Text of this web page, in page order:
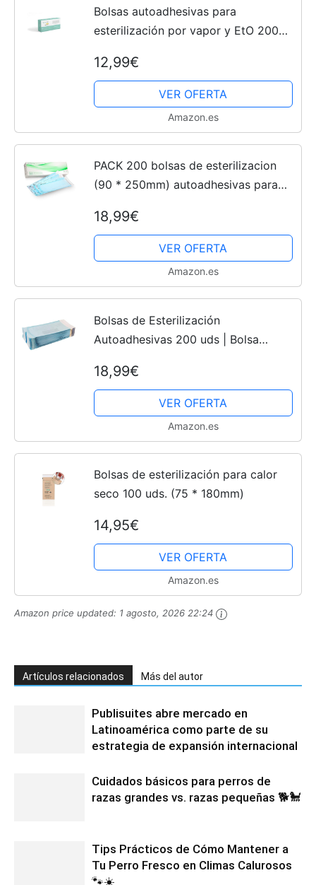
Bolsas autoadhesivas para
esterilización por vapor y EtO 200
12,99€
VER OFERTA
Amazon.es
PACK 200 bolsas de esterilizacion
(90 * 250mm) autoadhesivas para
bolsas para esterilizar instrumentos
dentales y de...
18,99€
VER OFERTA
Amazon.es
Bolsas de Esterilización
Autoadhesivas 200 uds | Bolsa
Herramientas Dentales, Tatuajes o
Manicura (90 * 260mm)
18,99€
VER OFERTA
Amazon.es
Bolsas de esterilización para calor
seco 100 uds. (75 * 180mm)
14,95€
VER OFERTA
Amazon.es
Amazon price updated: 1 agosto, 2026 22:24
Artículos relacionados Más del autor
Publisuites abre mercado en
Latinoamérica como parte de su
estrategia de expansión internacional
Cuidados básicos para perros de
razas grandes vs. razas pequeñas 🐕🐩
Tips Prácticos de Cómo Mantener a
Tu Perro Fresco en Climas Calurosos
🐾☀️